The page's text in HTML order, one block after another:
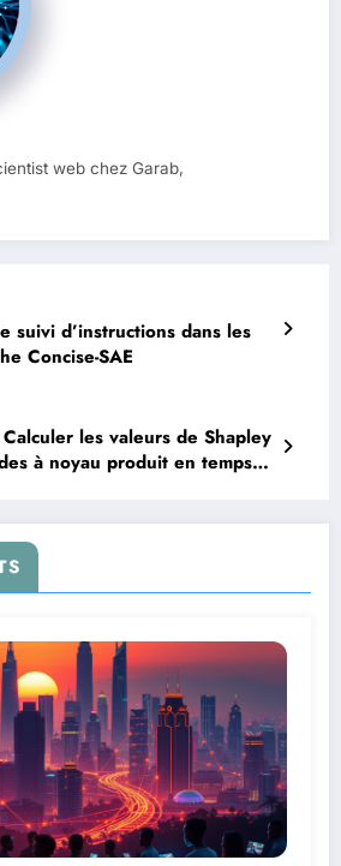
web chez Garab,
suivi d’instructions dans les
Concise-SAE
les valeurs de Shapley
à noyau produit en temps